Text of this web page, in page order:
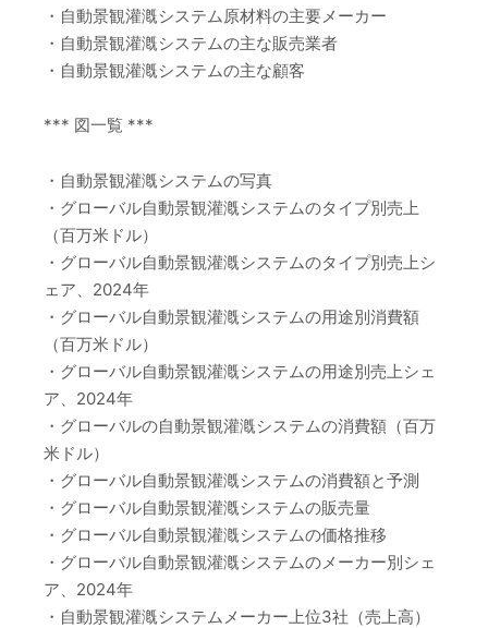
・自動景観灌漑システム原材料の主要メーカー
・自動景観灌漑システムの主な販売業者
・自動景観灌漑システムの主な顧客
*** 図一覧 ***
・自動景観灌漑システムの写真
・グローバル自動景観灌漑システムのタイプ別売上
（百万米ドル）
・グローバル自動景観灌漑システムのタイプ別売上シ
ェア、2024年
・グローバル自動景観灌漑システムの用途別消費額
（百万米ドル）
・グローバル自動景観灌漑システムの用途別売上シェ
ア、2024年
・グローバルの自動景観灌漑システムの消費額（百万
米ドル）
・グローバル自動景観灌漑システムの消費額と予測
・グローバル自動景観灌漑システムの販売量
・グローバル自動景観灌漑システムの価格推移
・グローバル自動景観灌漑システムのメーカー別シェ
ア、2024年
・自動景観灌漑システムメーカー上位3社（売上高）